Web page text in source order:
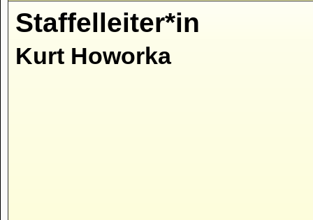
Staffelleiter*in
Kurt Howorka